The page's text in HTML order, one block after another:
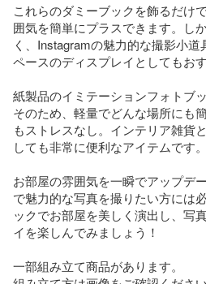
これらのダミーブックを飾るだけ
囲気を簡単にプラスできます。し
く、Instagramの魅力的な撮影小
ペースのディスプレイとしてもお
紙製品のイミテーションフォトブ
そのため、軽量でどんな場所にも
もストレスなし。インテリア雑貨
しても非常に便利なアイテムです。
お部屋の雰囲気を一瞬でアップデ
で魅力的な写真を撮りたい方には
ックでお部屋を美しく演出し、写
イを楽しんでみましょう！
一部組み立て商品があります。